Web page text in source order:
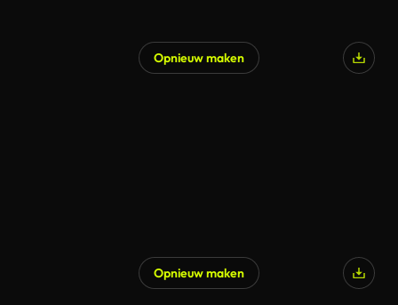
Opnieuw maken
Opnieuw maken